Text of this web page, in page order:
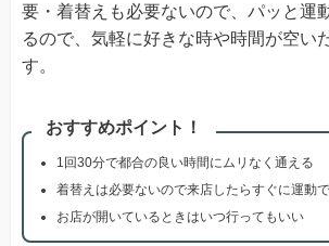
要・着替えも必要ないので、パッと運
るので、気軽に好きな時や時間が空い
す。
おすすめポイント！
1回30分で都合の良い時間にムリなく通える
着替えは必要ないので来店したらすぐに運動
お店が開いているときはいつ行ってもいい